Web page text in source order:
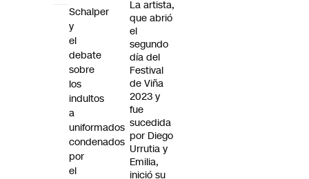
La artista,
que abrió
el
segundo
día del
Festival
de Viña
2023 y
fue
sucedida
por Diego
Urrutia y
Emilia,
inició su
Schalper
y
el
debate
sobre
los
indultos
a
uniformados
condenados
por
el